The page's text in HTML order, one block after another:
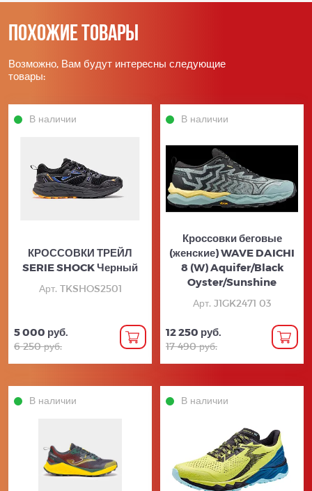
Похожие товары
Возможно, Вам будут интересны следующие
товары:
В наличии
КРОССОВКИ ТРЕЙЛ
SERIE SHOCK Черный
Арт. TKSHOS2501
5 000 руб.
6 250 руб.
В наличии
Кроссовки беговые
(женские) WAVE DAICHI
8 (W) Aquifer/Black
Oyster/Sunshine
Арт. J1GK2471 03
12 250 руб.
17 490 руб.
В наличии В наличии